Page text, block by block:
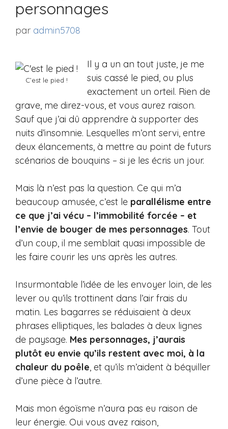
personnages
par admin5708
C’est le pied !
Il y a un an tout juste, je me
suis cassé le pied, ou plus
exactement un orteil. Rien de
grave, me direz-vous, et vous aurez raison.
Sauf que j’ai dû apprendre à supporter des
nuits d’insomnie. Lesquelles m’ont servi, entre
deux élancements, à mettre au point de futurs
scénarios de bouquins – si je les écris un jour.
Mais là n’est pas la question. Ce qui m’a
beaucoup amusée, c’est le parallélisme entre
ce que j’ai vécu – l’immobilité forcée – et
l’envie de bouger de mes personnages. Tout
d’un coup, il me semblait quasi impossible de
les faire courir les uns après les autres.
Insurmontable l’idée de les envoyer loin, de les
lever ou qu’ils trottinent dans l’air frais du
matin. Les bagarres se réduisaient à deux
phrases elliptiques, les balades à deux lignes
de paysage. Mes personnages, j’aurais
plutôt eu envie qu’ils restent avec moi, à la
chaleur du poêle, et qu’ils m’aident à béquiller
d’une pièce à l’autre.
Mais mon égoïsme n’aura pas eu raison de
leur énergie. Oui vous avez raison,